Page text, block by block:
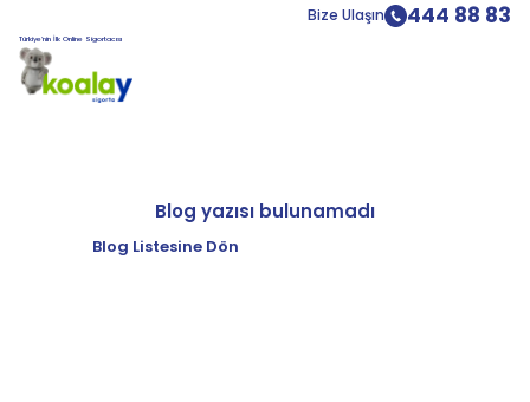
Bize Ulaşın 444 88 83
Türkiye’nin İlk Online Sigortacısı
Blog yazısı bulunamadı
Blog Listesine Dön